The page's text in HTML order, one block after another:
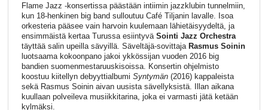
Flame Jazz -konsertissa päästään intiimin jazzklubin tunnelmiin,
kun 18-henkinen big band sulloutuu Café Tiljanin lavalle. Isoa
orkesteria pääsee vain harvoin kuulemaan lähietäisyydeltä, ja
ensimmäistä kertaa Turussa esiintyvä Sointi Jazz Orchestra
täyttää salin upeilla sävyillä. Säveltäjä-sovittaja Rasmus Soinin
luotsaama kokoonpano jakoi ykkössijan vuoden 2016 big
bandien suomenmestaruuskisoissa. Konsertin ohjelmisto
koostuu kiitellyn debyyttialbumi Syntymän(2016) kappaleista
sekä Rasmus Soinin aivan uusista sävellyksistä. Illan aikana
kuullaan polveileva musiikkitarina, joka ei varmasti jätä ketään
kylmäksi.